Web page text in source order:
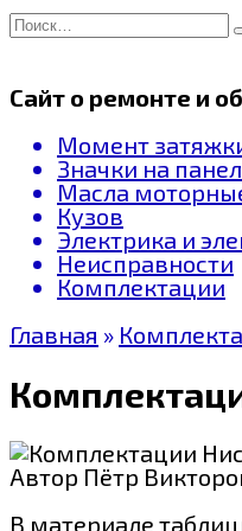
Перейти
к
Search
for:
Сайт о ремонте и
Момент
Значки на
Масла
Кузов
Электрика и
Неисправности
Комплектации
Главная »
Автор Пётр
В материале